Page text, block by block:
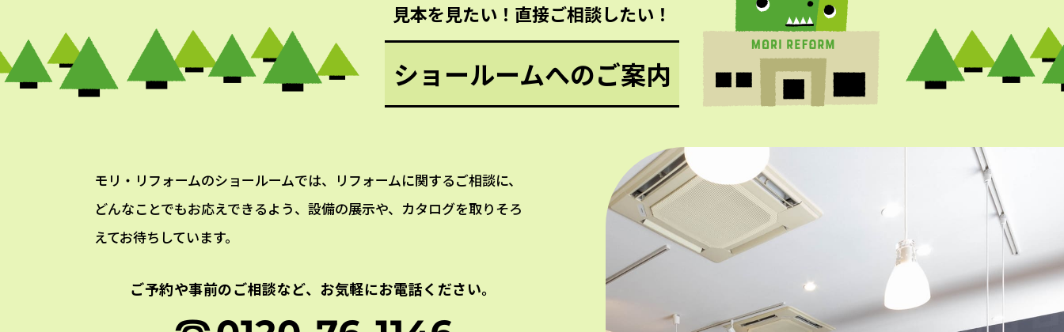
見本を見たい！直接ご相談したい！
ショールームへのご案内
モリ・リフォームのショールームでは、リフォームに関するご相談に、
どんなことでもお応えできるよう、設備の展示や、カタログを取りそろ
えてお待ちしています。
ご予約や事前のご相談など、 お気軽にお電話ください。